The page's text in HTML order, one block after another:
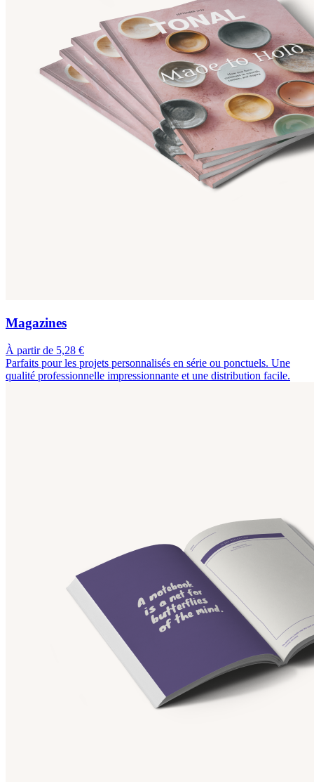
Magazines
À partir de 5,28 €
Parfaits pour les projets personnalisés en série ou ponctuels. Une
qualité professionnelle impressionnante et une distribution facile.